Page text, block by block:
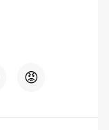
😡